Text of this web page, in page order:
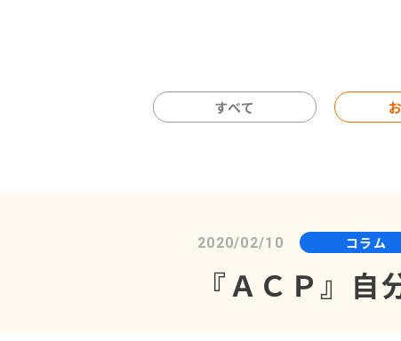
すべて
2020/02/10 コラム
『ＡＣＰ』